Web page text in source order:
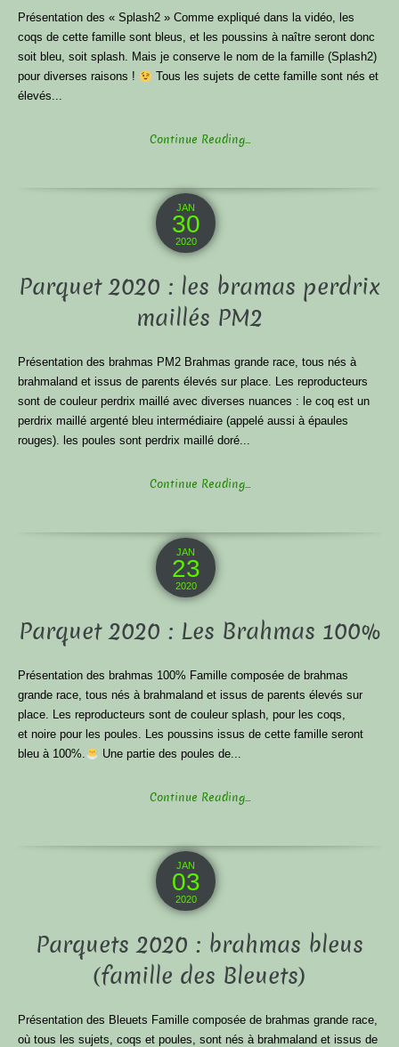
Présentation des « Splash2 » Comme expliqué dans la vidéo, les
coqs de cette famille sont bleus, et les poussins à naître seront donc
soit bleu, soit splash. Mais je conserve le nom de la famille (Splash2)
pour diverses raisons !
Tous les sujets de cette famille sont nés et
élevés...
Continue Reading...
JAN
30
2020
Parquet 2020 : les bramas perdrix
maillés PM2
Présentation des brahmas PM2 Brahmas grande race, tous nés à
brahmaland et issus de parents élevés sur place. Les reproducteurs
sont de couleur perdrix maillé avec diverses nuances : le coq est un
perdrix maillé argenté bleu intermédiaire (appelé aussi à épaules
rouges). les poules sont perdrix maillé doré...
Continue Reading...
JAN
23
2020
Parquet 2020 : Les Brahmas 100%
Présentation des brahmas 100% Famille composée de brahmas
grande race, tous nés à brahmaland et issus de parents élevés sur
place. Les reproducteurs sont de couleur splash, pour les coqs,
et noire pour les poules. Les poussins issus de cette famille seront
bleu à 100%.
Une partie des poules de...
Continue Reading...
JAN
03
2020
Parquets 2020 : brahmas bleus
(famille des Bleuets)
Présentation des Bleuets Famille composée de brahmas grande race,
où tous les sujets, coqs et poules, sont nés à brahmaland et issus de